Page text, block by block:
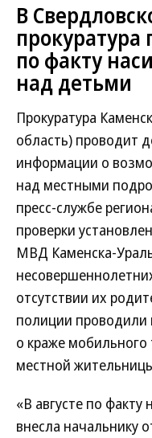
В
прокуратура
по факту
над детьми
Прокуратура
область) проводит
информации о
над местными
пресс-службе
проверки
МВД Каменска-
отсутствии их
полиции проводили
о краже мобильного
местной
«В августе по факту
внесла начальнику